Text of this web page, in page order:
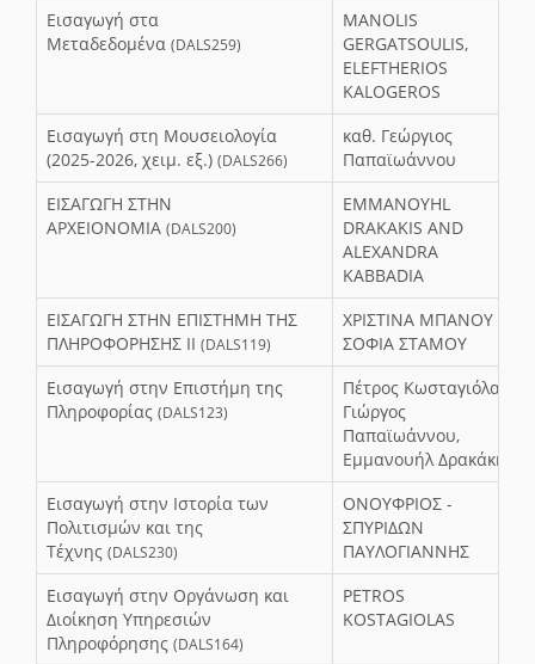
Εισαγωγή στα
Μεταδεδομένα (DALS259)
MANOLIS
GERGATSOULIS,
ELEFTHERIOS
KALOGEROS
Εισαγωγή στη Μουσειολογία
(2025-2026, χειμ. εξ.) (DALS266)
καθ. Γεώργιος
Παπαϊωάννου
ΕΙΣΑΓΩΓΗ ΣΤΗΝ
ΑΡΧΕΙΟΝΟΜΙΑ (DALS200)
EMMANOYHL
DRAKAKIS AND
ALEXANDRA
KABBADIA
ΕΙΣΑΓΩΓΗ ΣΤΗΝ ΕΠΙΣΤΗΜΗ ΤΗΣ
ΠΛΗΡΟΦΟΡΗΣΗΣ ΙΙ (DALS119)
ΧΡΙΣΤΙΝΑ ΜΠΑΝΟΥ -
ΣΟΦΙΑ ΣΤΑΜΟΥ
Εισαγωγή στην Επιστήμη της
Πληροφορίας (DALS123)
Πέτρος Κωσταγιόλας,
Γιώργος
Παπαϊωάννου,
Εμμανουήλ Δρακάκης
Εισαγωγή στην Ιστορία των
Πολιτισμών και της
Τέχνης (DALS230)
ΟΝΟΥΦΡΙΟΣ -
ΣΠΥΡΙΔΩΝ
ΠΑΥΛΟΓΙΑΝΝΗΣ
Εισαγωγή στην Οργάνωση και
Διοίκηση Υπηρεσιών
Πληροφόρησης (DALS164)
PETROS
KOSTAGIOLAS